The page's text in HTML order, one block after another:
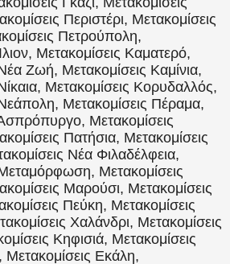
Περιστέρι, Μετακομίσεις
Πετρούπολη,
Μετακομίσεις Καματερό,
Ζωή, Μετακομίσεις Καμίνια,
Μετακομίσεις Κορυδαλλός,
Μετακομίσεις Πέραμα,
Μετακομίσεις
Πατήσια, Μετακομίσεις
Νέα Φιλαδέλφεια,
Μετακομίσεις
Μαρούσι, Μετακομίσεις
Πεύκη, Μετακομίσεις
Χαλάνδρι, Μετακομίσεις
Κηφισιά, Μετακομίσεις
Εκάλη,